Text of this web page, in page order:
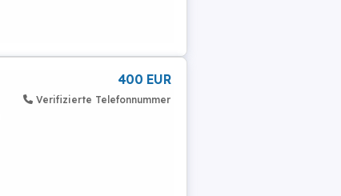
400 EUR
Verifizierte Telefonnummer